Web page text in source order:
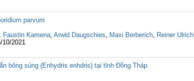
parvum
, Faustin Kamena, Arwid Daugschies, Maxi Berberich, Reiner Ulrich
10/2021
bông súng (Enhydris enhdris) tại tỉnh Đồng Tháp